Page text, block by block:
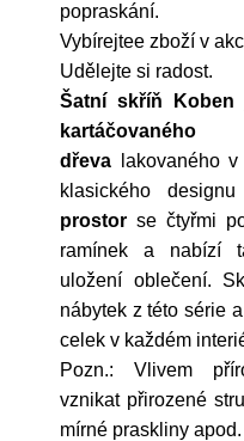
popraskání.
Vybírejtee zboží v
Udělejte si radost.
Šatní skříň Koben
dřeva
lakovaného
klasického
prostor se čtyřmi
ramínek a nabízí
uložení oblečení.
nábytek z této série
celek v každém
Pozn.: Vlivem
vznikat přirozené
mírné praskliny apod.